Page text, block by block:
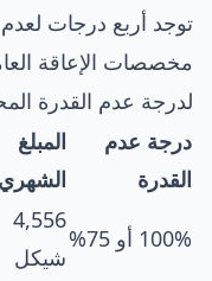
توجد أربع درجات
مخصصات الإعاقة
لدرجة عدم القدرة
درجة عدم
القدرة
المبلغ
الشهري
100% أو 75%
4,556
شيكل